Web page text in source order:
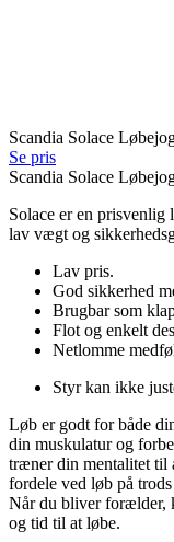
Scandia Solace
Se pris
Scandia Solace
Solace er en prisvenlig
lav vægt og
Lav pris.
God sikkerhed
Brugbar som
Flot og enkelt
Netlomme
Styr kan ikke
Løb er godt for både
din muskulatur og
træner din mentalitet til
fordele ved løb på
Når du bliver forælder,
og tid til at løbe.